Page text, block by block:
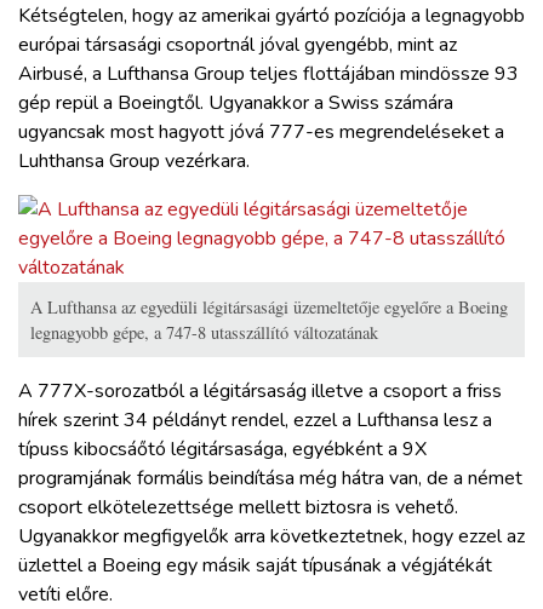
Kétségtelen, hogy az amerikai gyártó pozíciója a legnagyobb
európai társasági csoportnál jóval gyengébb, mint az
Airbusé, a Lufthansa Group teljes flottájában mindössze 93
gép repül a Boeingtől. Ugyanakkor a Swiss számára
ugyancsak most hagyott jóvá 777-es megrendeléseket a
Luhthansa Group vezérkara.
A Lufthansa az egyedüli légitársasági üzemeltetője egyelőre a Boeing
legnagyobb gépe, a 747-8 utasszállító változatának
A 777X-sorozatból a légitársaság illetve a csoport a friss
hírek szerint 34 példányt rendel, ezzel a Lufthansa lesz a
típuss kibocsáőtó légitársasága, egyébként a 9X
programjának formális beindítása még hátra van, de a német
csoport elkötelezettsége mellett biztosra is vehető.
Ugyanakkor megfigyelők arra következtetnek, hogy ezzel az
üzlettel a Boeing egy másik saját típusának a végjátékát
vetíti előre.